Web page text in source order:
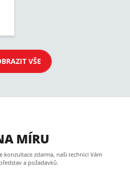
VŠE
MÍRU
konzultace zdarma, naši technici Vám
a požadavků.